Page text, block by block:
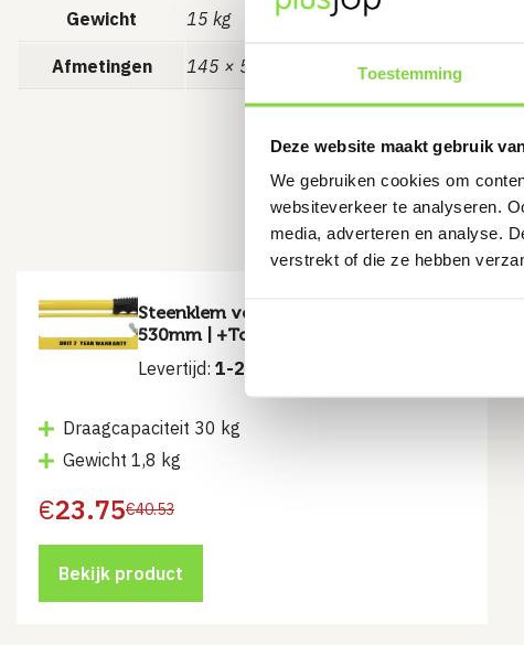
Toestemming
Deze website maakt gebruik
We gebruiken cookies om
websiteverkeer te analyseren.
media, adverteren en analyse.
verstrekt of die ze hebben
Gewicht 15 kg
Afmetingen 145 × 57 × 28 cm
Steenklem verstelbaar 290 –
530mm | +Tools®
Levertijd: 1-2 werkdagen
Draagcapaciteit 30 kg
Gewicht 1,8 kg
€40.53
Oorspronkelijke
was:
€40.53.
€23.75
Huidige
is:
€23.75.
Bekijk product